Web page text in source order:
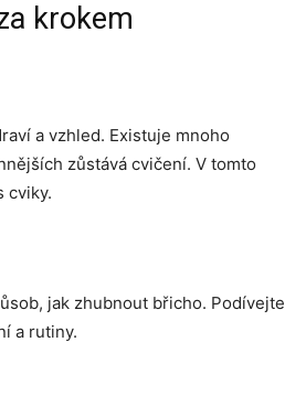
krokem
a vzhled. Existuje mnoho
zůstává cvičení. V tomto
cviky.
jak zhubnout břicho. Podívejte
a rutiny.